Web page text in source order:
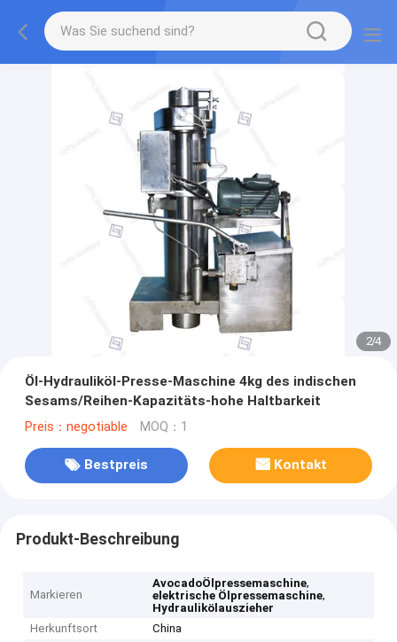
2/4
Öl-Hydrauliköl-Presse-Maschine 4kg des indischen
Sesams/Reihen-Kapazitäts-hohe Haltbarkeit
Preis：negotiable MOQ：1
Bestpreis Kontakt
Produkt-Beschreibung
Markieren
AvocadoÖlpressemaschine,
elektrische Ölpressemaschine,
Hydraulikölauszieher
Herkunftsort
China